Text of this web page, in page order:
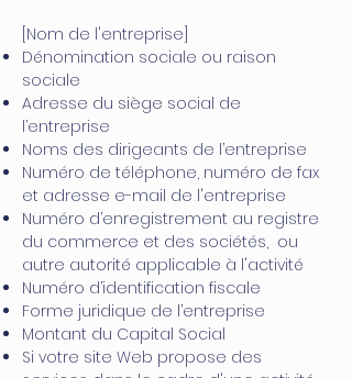
[Nom de l'entreprise]
Dénomination sociale ou raison
sociale
Adresse du siège social de
l’entreprise
Noms des dirigeants de l’entreprise
Numéro de téléphone, numéro de fax
et adresse e-mail de l'entreprise
Numéro d’enregistrement au registre
du commerce et des sociétés, ou
autre autorité applicable à l'activité
Numéro d’identification fiscale
Forme juridique de l’entreprise
Montant du Capital Social
Si votre site Web propose des